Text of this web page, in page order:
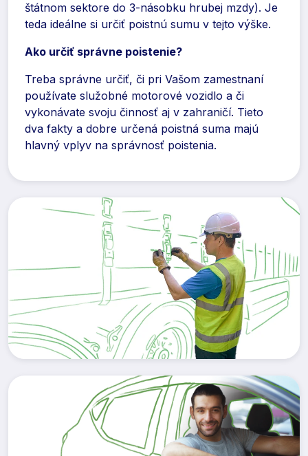
štátnom sektore do 3-násobku hrubej mzdy). Je
teda ideálne si určiť poistnú sumu v tejto výške.
Ako určiť správne poistenie?
Treba správne určiť, či pri Vašom zamestnaní
používate služobné motorové vozidlo a či
vykonávate svoju činnosť aj v zahraničí. Tieto
dva fakty a dobre určená poistná suma majú
hlavný vplyv na správnosť poistenia.